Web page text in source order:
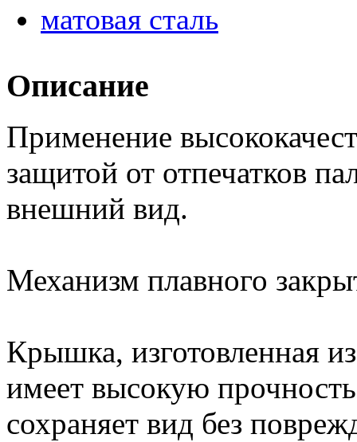
Описание
Применение
защитой от отпечатков
внешний вид.
Механизм плавного
Крышка, изготовленная
имеет высокую
сохраняет вид без